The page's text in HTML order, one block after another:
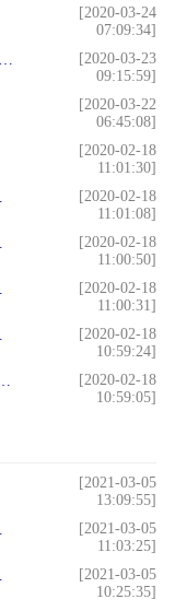
[2020-03-24
07:09:34]
[2020-03-23
09:15:59]
[2020-03-22
06:45:08]
[2020-02-18
11:01:30]
[2020-02-18
11:01:08]
[2020-02-18
11:00:50]
[2020-02-18
11:00:31]
[2020-02-18
10:59:24]
[2020-02-18
10:59:05]
[2021-03-05
13:09:55]
[2021-03-05
11:03:25]
[2021-03-05
10:25:35]